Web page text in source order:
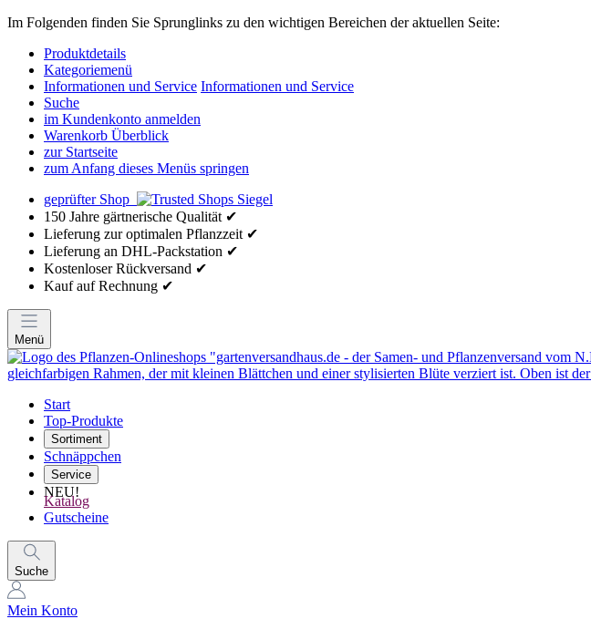
Im Folgenden finden Sie Sprunglinks zu den wichtigen Bereichen der aktuellen Seite:
Produktdetails
Kategoriemenü
Informationen und Service Informationen und Service
Suche
im Kundenkonto anmelden
Warenkorb Überblick
zur Startseite
zum Anfang dieses Menüs springen
geprüfter Shop
150 Jahre gärtnerische Qualität ✔
Lieferung zur optimalen Pflanzzeit ✔
Lieferung an DHL-Packstation ✔
Kostenloser Rückversand ✔
Kauf auf Rechnung ✔
Menü
Start
Top-Produkte
Sortiment
Schnäppchen
Service
NEU!
Katalog
Gutscheine
Suche
Mein Konto